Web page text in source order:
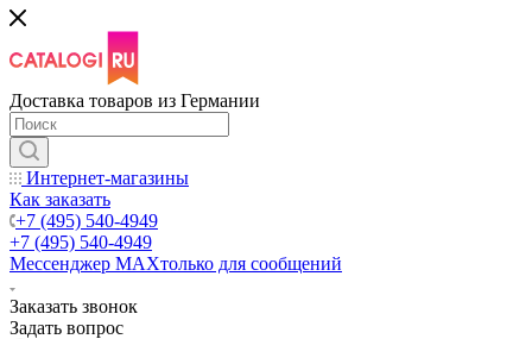
Доставка товаров из Германии
Интернет-магазины
Как заказать
+7 (495) 540-4949
+7 (495) 540-4949
Мессенджер МАХтолько для сообщений
Заказать звонок
Задать вопрос